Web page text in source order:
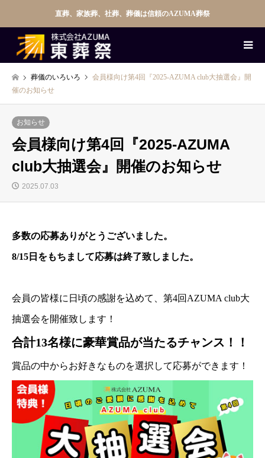
直葬、家族葬、社葬、葬儀は信頼のAZUMA葬祭
葬儀のいろいろ
会員様向け第4回『2025-AZUMA club大抽選会』開
催のお知らせ
お知らせ
会員様向け第4回『2025-AZUMA
club大抽選会』開催のお知らせ
2025.07.03
多数の応募ありがとうございました。
8/15日をもちまして応募は終了致しました。
会員の皆様に日頃の感謝を込めて、第4回AZUMA club大
抽選会を開催致します！
合計13名様に豪華賞品が当たるチャンス！！
賞品の中からお好きなものを選択して応募ができます！